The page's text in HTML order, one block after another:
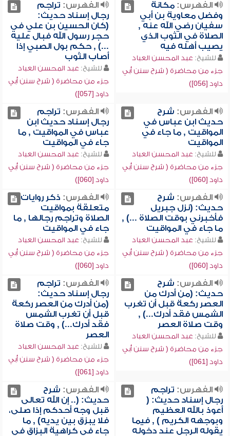
الفهرس:مكانة
وفضل معاوية بن أبي
سفيان رضي الله عنه ,
الصلاة في الثوب الذي
يصيب أهله فيه
للشيخ: عبد المحسن العباد
جزء من محاضرة ( شرح سنن أبي
داود [056])
الفهرس: تراجم
رجال إسناد حديث:
(كان الحسين بن علي في
حجر رسول الله فبال عليه
...) , حكم بول الصبي إذا
أصاب الثوب
للشيخ: عبد المحسن العباد
جزء من محاضرة ( شرح سنن أبي
داود [057])
الفهرس: شرح
حديث ابن عباس في
المواقيت , ما جاء في
المواقيت
للشيخ: عبد المحسن العباد
جزء من محاضرة ( شرح سنن أبي
داود [060])
الفهرس: تراجم
رجال إسناد حديث ابن
عباس في المواقيت , ما
جاء في المواقيت
للشيخ: عبد المحسن العباد
جزء من محاضرة ( شرح سنن أبي
داود [060])
الفهرس: شرح
حديث: (نزل جبريل
فأخبرني بوقت الصلاة ...) ,
ما جاء في المواقيت
للشيخ: عبد المحسن العباد
جزء من محاضرة ( شرح سنن أبي
داود [060])
الفهرس: ذكر روايات
متعلقة بمواقيت
الصلاة وتراجم رجالها , ما
جاء في المواقيت
للشيخ: عبد المحسن العباد
جزء من محاضرة ( شرح سنن أبي
داود [060])
الفهرس: شرح
حديث: (من أدرك من
العصر ركعة قبل أن تغرب
الشمس فقد أدرك...) ,
وقت صلاة العصر
للشيخ: عبد المحسن العباد
جزء من محاضرة ( شرح سنن أبي
داود [061])
الفهرس: تراجم
رجال إسناد حديث:
(من أدرك من العصر ركعة
قبل أن تغرب الشمس
فقد أدرك...) , وقت صلاة
العصر
للشيخ: عبد المحسن العباد
جزء من محاضرة ( شرح سنن أبي
داود [061])
الفهرس: تراجم
رجال إسناد حديث: (
أعوذ بالله العظيم
وبوجهه الكريم ) , فيما
يقوله الرجل عند دخوله
الفهرس: شرح
حديث: (.. إن الله تعالى
قبل وجه أحدكم إذا صلى،
فلا يبزق بين يديه) , ما
جاء في كراهية البزاق في